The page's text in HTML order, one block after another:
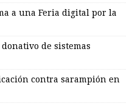
a una Feria digital por la
de sistemas
contra sarampión en